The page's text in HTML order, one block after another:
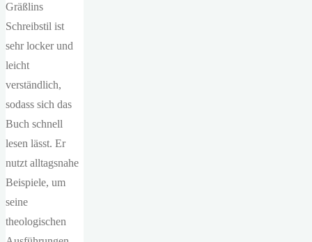
Gräßlins
Schreibstil ist
sehr locker und
leicht
verständlich,
sodass sich das
Buch schnell
lesen lässt. Er
nutzt alltagsnahe
Beispiele, um
seine
theologischen